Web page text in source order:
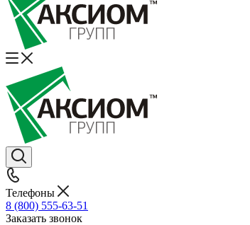
Телефоны
8 (800) 555-63-51
Заказать звонок